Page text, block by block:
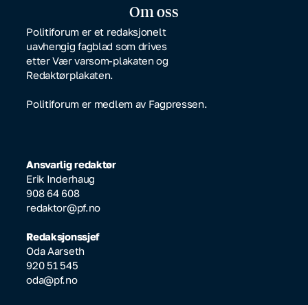
Om oss
Politiforum er et redaksjonelt
uavhengig fagblad som drives
etter Vær varsom-plakaten og
Redaktørplakaten.
Politiforum er medlem av Fagpressen.
Ansvarlig redaktør
Erik Inderhaug
908 64 608
redaktor@pf.no
Redaksjonssjef
Oda Aarseth
920 51 545
oda@pf.no